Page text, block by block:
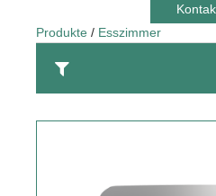
Produkte
Esszimmer